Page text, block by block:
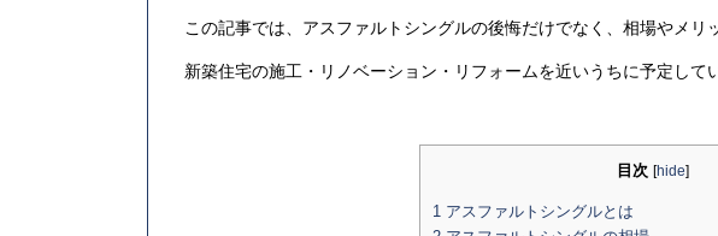
この記事では、アスファルトシングルの後悔だけでなく、相場やメリ
新築住宅の施工・リノベーション・リフォームを近いうちに予定して
目次 [hide]
1アスファルトシングルとは